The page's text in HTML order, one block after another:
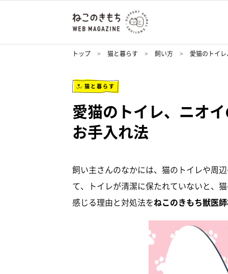
トップ 猫と暮らす 飼い方 愛猫のトイ
猫と暮らす
愛猫のトイレ、ニオ
お手入れ法
飼い主さんのなかには、猫のトイレや周
て、トイレが清潔に保たれていないと、
感じる理由と対処法をねこのきもち獣医